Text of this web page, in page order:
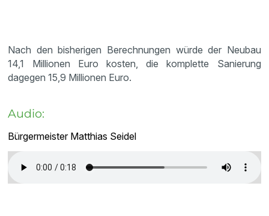
Nach den bisherigen Berechnungen würde der Neubau
14,1 Millionen Euro kosten, die komplette Sanierung
dagegen 15,9 Millionen Euro.
Audio:
Bürgermeister Matthias Seidel